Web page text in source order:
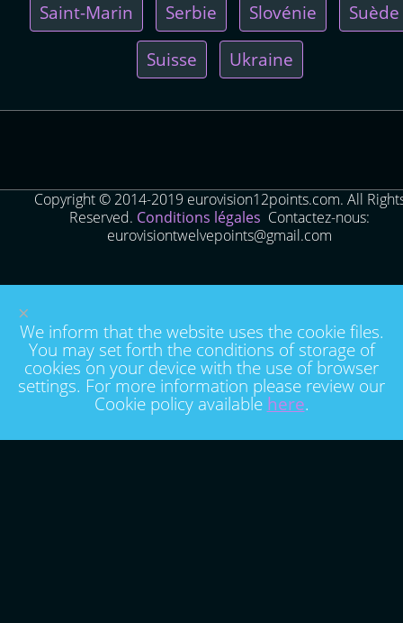
Saint-Marin Serbie Slovénie Suède
Suisse Ukraine
Copyright © 2014-2019 eurovision12points.com. All
Reserved. Conditions légales Contactez-nous:
eurovisiontwelvepoints@gmail.com
×
We inform that the website uses the cookie files.
You may set forth the conditions of storage of
cookies on your device with the use of browser
settings. For more information please review our
Cookie policy available here.